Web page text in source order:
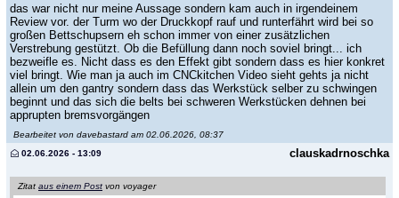
das war nicht nur meine Aussage sondern kam auch in irgendeinem
Review vor. der Turm wo der Druckkopf rauf und runterfährt wird bei so
großen Bettschupsern eh schon immer von einer zusätzlichen
Verstrebung gestützt. Ob die Befüllung dann noch soviel bringt... ich
bezweifle es. Nicht dass es den Effekt gibt sondern dass es hier konkret
viel bringt. Wie man ja auch im CNCkitchen Video sieht gehts ja nicht
allein um den gantry sondern dass das Werkstück selber zu schwingen
beginnt und das sich die belts bei schweren Werkstücken dehnen bei
apprupten bremsvorgängen
Bearbeitet von davebastard am 02.06.2026, 08:37
clauskadrnoschka
02.06.2026 - 13:09
Zitat aus einem Post von voyager